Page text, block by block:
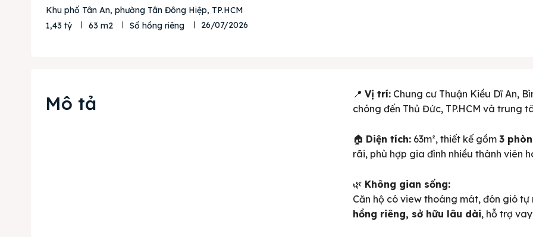
Khu phố Tân An, phường Tân Đông Hiệp, TP.HCM
1,43 tỷ
63 m2 Sổ hồng riêng 26/07/2026
Mô tả 📍 Vị trí:Chung cư Thuận Kiều Dĩ An,
chóng đến Thủ Đức, TP.HCM và trung
🏠 Diện tích:63m², thiết kế gồm 3
rãi, phù hợp gia đình nhiều thành viên
🌿 Không gian sống:
Căn hộ có view thoáng mát, đón gió
hồng riêng, sở hữu lâu dài, hỗ trợ